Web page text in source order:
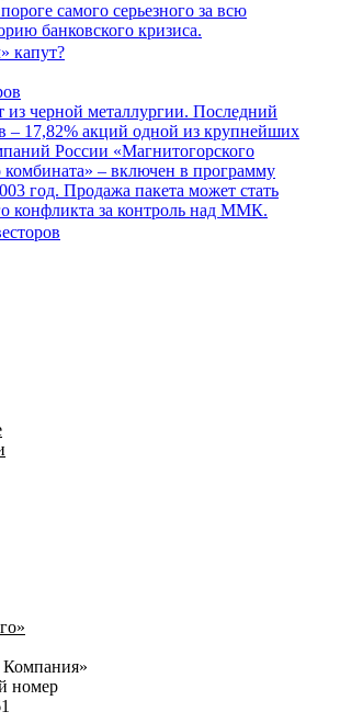
самого серьезного за всю
банковского кризиса.
из черной металлургии. Последний
– 17,82% акций одной из крупнейших
России «Магнитогорского
комбината» – включен в программу
год. Продажа пакета может стать
конфликта за контроль над ММК.
номер